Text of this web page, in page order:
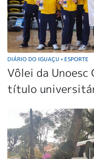
DIÁRIO DO IGUAÇU • ESPORTE
Vôlei da Unoesc
título